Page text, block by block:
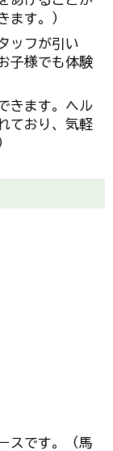
ます。）
ッフが引い
子様でも体験
きます。ヘル
ており、気軽
スです。（馬